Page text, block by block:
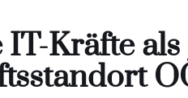
IT-Kräfte